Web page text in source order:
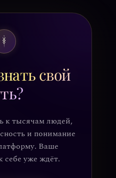
свой
к тысячам людей,
и понимание
Ваше
себе уже ждёт.